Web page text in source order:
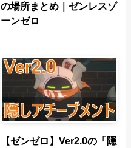
の場所まとめ｜ゼンレスゾ
ーンゼロ
【ゼンゼロ】Ver2.0の「隠